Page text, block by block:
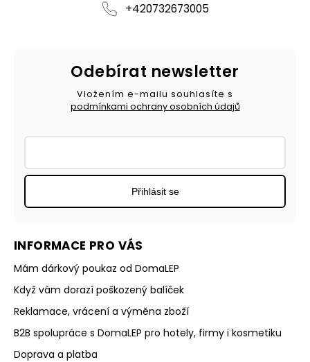
+420732673005
INFORMACE PRO VÁS
Mám dárkový poukaz od DomaLEP
Když vám dorazí poškozený balíček
Reklamace, vrácení a výměna zboží
B2B spolupráce s DomaLEP pro hotely, firmy i kosmetiku
Doprava a platba
Odebírat newsletter
Vložením e-mailu souhlasíte s
podmínkami ochrany osobních údajů
Přihlásit se